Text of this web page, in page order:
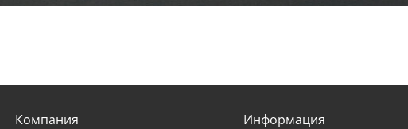
Компания
Информация